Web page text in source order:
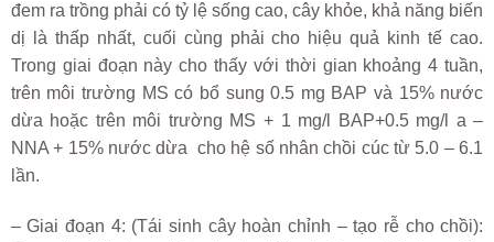
đem ra trồng phải có tỷ lệ sống cao, cây khỏe, khả năng biến
dị là thấp nhất, cuối cùng phải cho hiệu quả kinh tế cao.
Trong giai đoạn này cho thấy với thời gian khoảng 4 tuần,
trên môi trường MS có bổ sung 0.5 mg BAP và 15% nước
dừa hoặc trên môi trường MS + 1 mg/l BAP+0.5 mg/l a –
NNA + 15% nước dừa cho hệ số nhân chồi cúc từ 5.0 – 6.1
lần.
– Giai đoạn 4: (Tái sinh cây hoàn chỉnh – tạo rễ cho chồi):